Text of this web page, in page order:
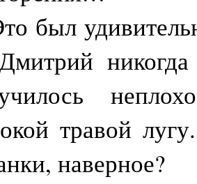
был
никогда
травой
наверное?